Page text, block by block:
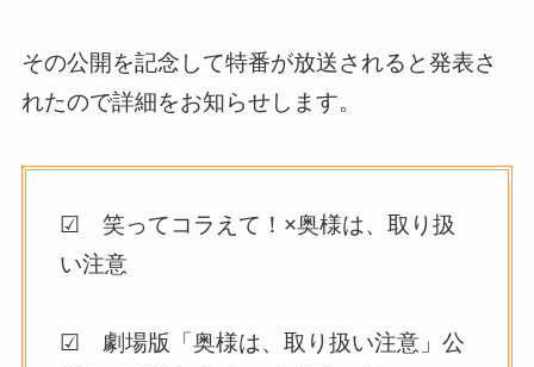
その公開を記念して特番が放送されると発表さ
れたので詳細をお知らせします。
☑ 笑ってコラえて！×奥様は、取り扱
い注意
☑ 劇場版「奥様は、取り扱い注意」公